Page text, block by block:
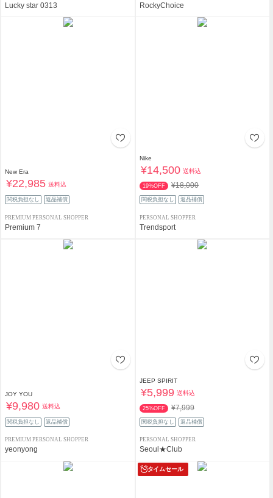
Lucky star 0313 RockyChoice
New Era
¥22,985 送料込
関税負担なし 返品補償
PREMIUM PERSONAL SHOPPER
Premium 7
Nike
¥14,500 送料込
19%OFF ¥18,000
関税負担なし 返品補償
PERSONAL SHOPPER
Trendsport
JOY YOU
¥9,980 送料込
関税負担なし 返品補償
PREMIUM PERSONAL SHOPPER
yeonyong
JEEP SPIRIT
¥5,999 送料込
25%OFF ¥7,999
関税負担なし 返品補償
PERSONAL SHOPPER
Seoul★Club
タイムセール